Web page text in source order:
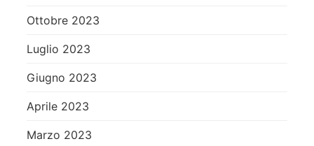
Ottobre 2023
Luglio 2023
Giugno 2023
Aprile 2023
Marzo 2023